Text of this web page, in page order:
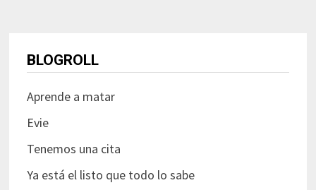
BLOGROLL
Aprende a matar
Evie
Tenemos una cita
Ya está el listo que todo lo sabe